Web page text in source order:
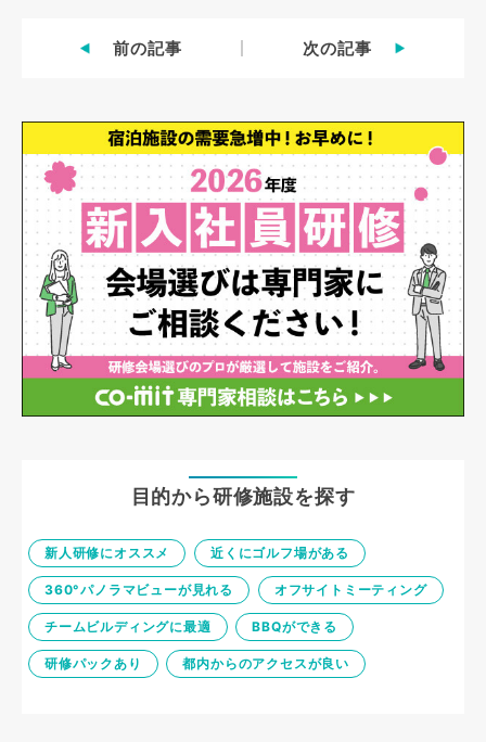
前の記事 次の記事
目的から研修施設を探す
新人研修にオススメ 近くにゴルフ場がある
360°パノラマビューが見れる オフサイトミーティング
チームビルディングに最適 BBQができる
研修パックあり 都内からのアクセスが良い